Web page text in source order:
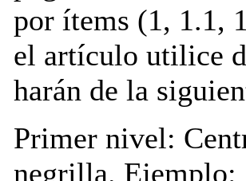
por ítems (1, 1.1,
el artículo utilice
harán de la
Primer nivel:
negrilla. Ejemplo: